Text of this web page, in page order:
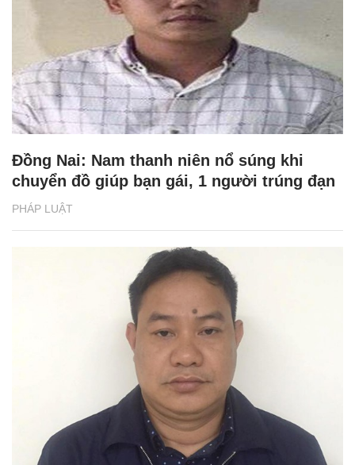
PHÁP LUẬT
Đồng Nai: Nam thanh niên nổ súng khi
chuyển đồ giúp bạn gái, 1 người trúng đạn